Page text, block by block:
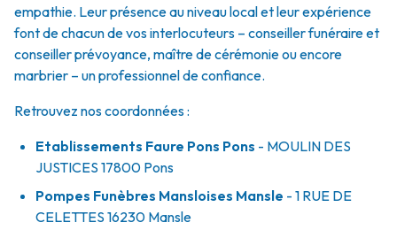
empathie. Leur présence au niveau local et leur expérience
font de chacun de vos interlocuteurs – conseiller funéraire et
conseiller prévoyance, maître de cérémonie ou encore
marbrier – un professionnel de confiance.
Retrouvez nos coordonnées :
Etablissements Faure Pons Pons - MOULIN DES
JUSTICES 17800 Pons
Pompes Funèbres Mansloises Mansle - 1 RUE DE
CELETTES 16230 Mansle